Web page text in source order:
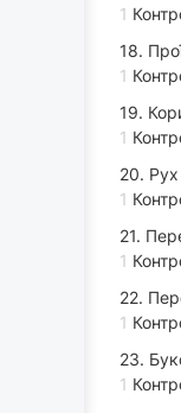
1
18.
1
19.
1
20. Рух
1
21.
1
22.
1
23.
1